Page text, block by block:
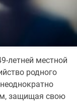
летней местной
родного
защищая свою